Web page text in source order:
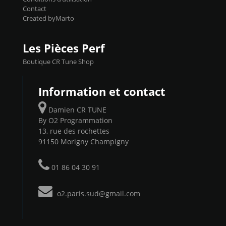
Contact
Created byMarto
Les Pièces Perf
Boutique CR Tune Shop
Information et contact
Damien CR TUNE
By O2 Programmation
13, rue des rochettes
91150 Morigny Champigny
01 86 04 30 91
o2.paris.sud@gmail.com